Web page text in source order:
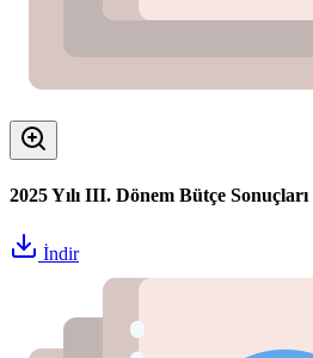
2025 Yılı III. Dönem Bütçe Sonuçları
İndir